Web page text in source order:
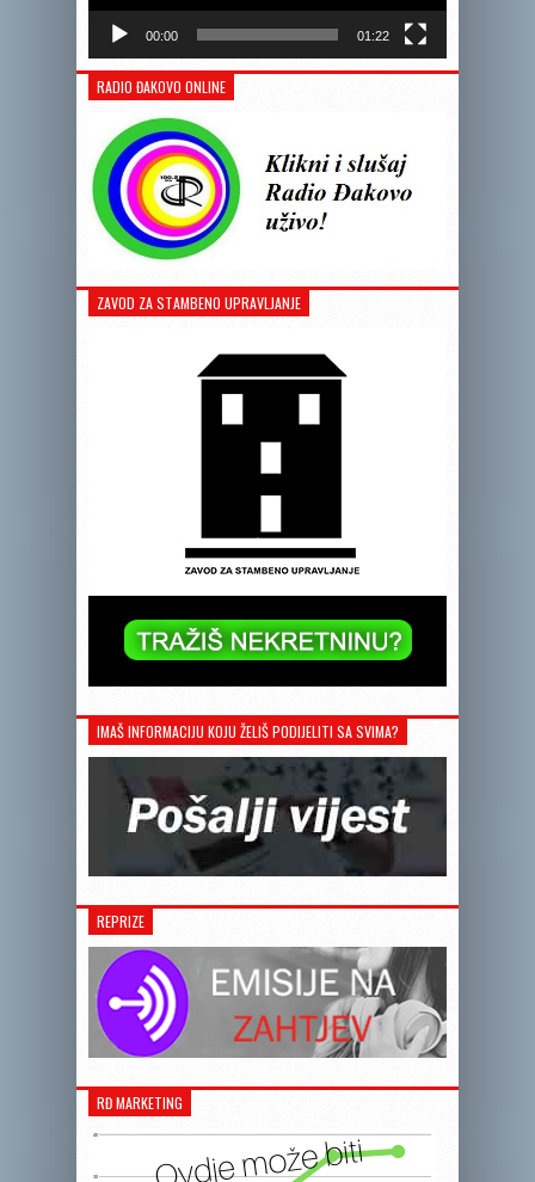
00:00 01:22
RADIO ĐAKOVO ONLINE
ZAVOD ZA STAMBENO UPRAVLJANJE
IMAŠ INFORMACIJU KOJU ŽELIŠ PODIJELITI SA SVIMA?
REPRIZE
RĐ MARKETING